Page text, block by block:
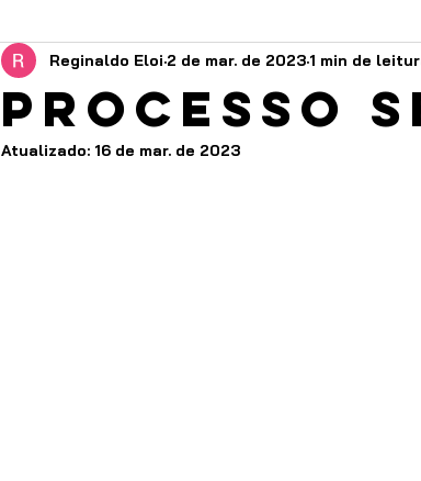
Processo
Reginaldo Eloi 2 de mar. de 2023 1 min de
Atualizado: 16 de mar. de 2023